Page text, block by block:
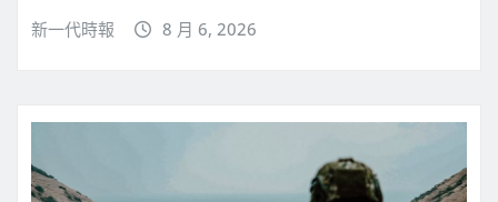
新一代時報 8 月 6, 2026